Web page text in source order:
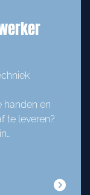
handen en
te leveren?